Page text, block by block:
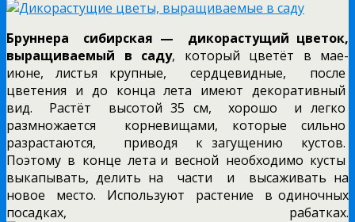
Бруннера сибирская —
дикорастущий цветок,
выращиваемый в саду, который цветёт в мае-
июне, листья крупные, сердцевидные, после
цветения и до конца лета имеют декоративный
вид. Растёт высотой 35 см, хорошо и легко
размножается корневищами, которые сильно
разрастаются, приводя к загущению кустов.
Поэтому в конце лета и весной необходимо кусты
выкапывать, делить на части и высаживать на
новое место. Используют растение в одиночных
посадках, рабатках.